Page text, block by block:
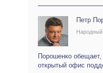
Петр
Народный
Порошенко обещает,
открытый офис